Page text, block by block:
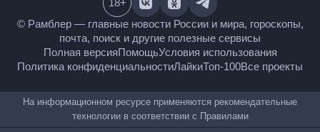
© Рамблер — главные новости России и мира,
гороскопы, почта, поиск и другие полезные сервисы
Полная версияПомощьУсловия использования
Все проекты
18+
На информационном ресурсе применяются